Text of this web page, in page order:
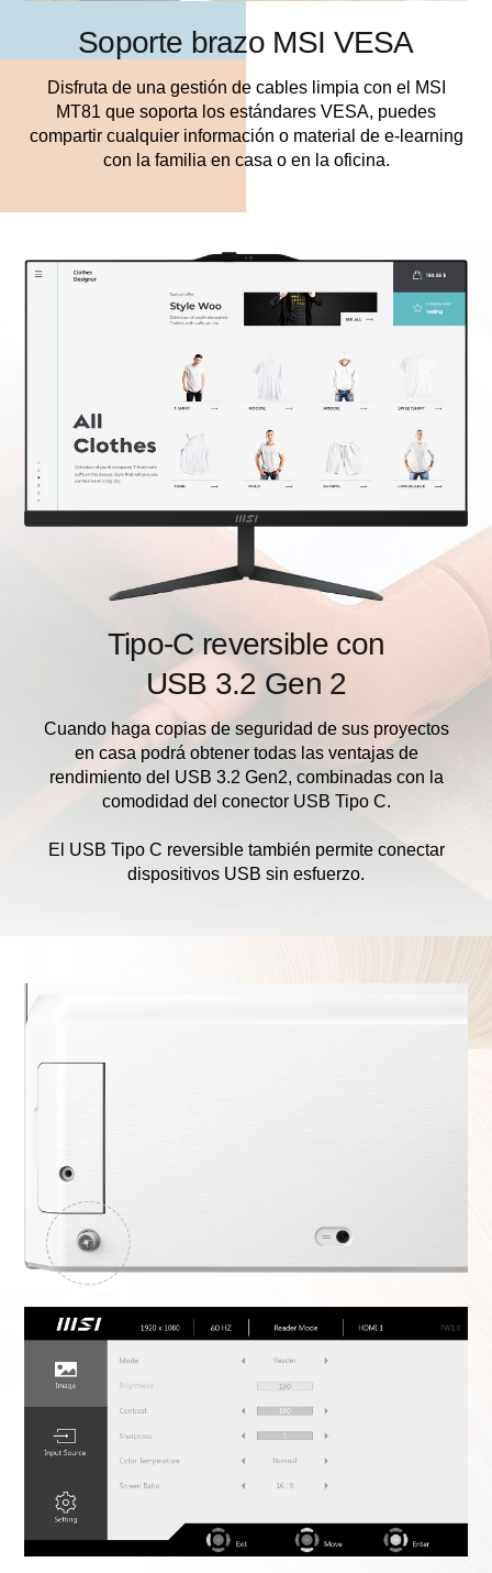
Soporte brazo MSI VESA
Disfruta de una gestión de cables limpia con el MSI
MT81 que soporta los estándares VESA, puedes
compartir cualquier información o material de e-learning
con la familia en casa o en la oficina.
Tipo-C reversible con
USB 3.2 Gen 2
Cuando haga copias de seguridad de sus proyectos
en casa podrá obtener todas las ventajas de
rendimiento del USB 3.2 Gen2, combinadas con la
comodidad del conector USB Tipo C.
El USB Tipo C reversible también permite conectar
dispositivos USB sin esfuerzo.